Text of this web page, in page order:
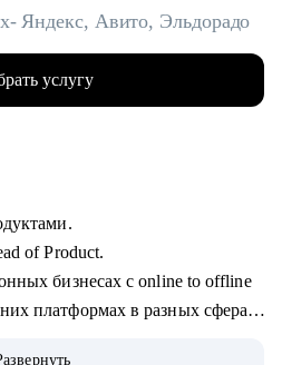
Яндекс, Авито, Эльдорадо
услугу
of Product.
бизнесах с online to offline
платформах в разных сферах: